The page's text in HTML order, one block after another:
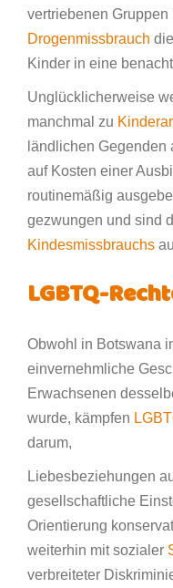
vertriebenen Gruppen
Drogenmissbrauch
Kinder in eine
Unglücklicherweise
manchmal zu
ländlichen Gegenden
auf Kosten einer
routinemäßig
gezwungen und sind
Kindesmissbrauchs
LGBTQ-
Obwohl in Botswana
einvernehmliche
Erwachsenen
wurde, kämpfen
darum,
Liebesbeziehungen
gesellschaftliche
Orientierung
weiterhin mit sozialer
verbreiteter